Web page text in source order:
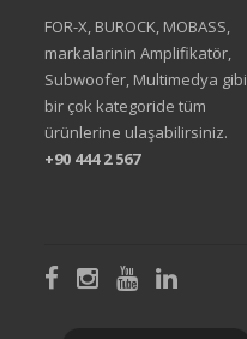
FOR-X, BUROCK, MOBASS,
markalarinin Amplifikatör,
Subwoofer, Multimedya gibi
bir çok kategoride tüm
ürünlerine ulaşabilirsiniz.
+90 444 2 567